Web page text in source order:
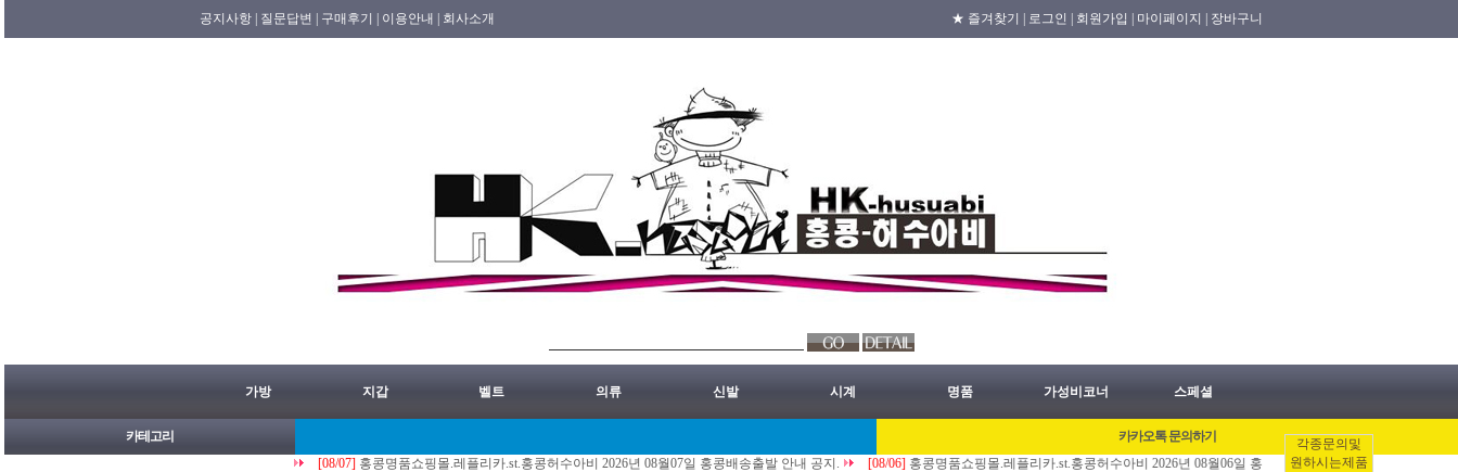
각종문의및
원하시는제품
공지사항 | 질문답변 | 구매후기 | 이용안내 | 회사소개 ★ 즐겨찾기 | 로그인 | 회원가입 | 마이페이지 | 장바구니
가방 지갑 벨트 의류 신발 시계 명품 가성비코너 스페셜
카테고리
카카오톡 문의하기
[08/07]홍콩명품쇼핑몰.레플리카.st.홍콩허수아비 2026년 08월07일 홍콩배송출발 안내 공지. [08/06]홍콩명품쇼핑몰.레플리카.st.홍콩허수아비 2026년 08월06일 홍콩배송출발 안내 공지.